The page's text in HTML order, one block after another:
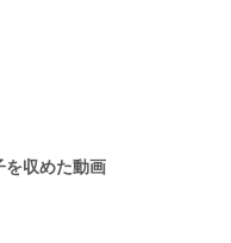
を収めた動画